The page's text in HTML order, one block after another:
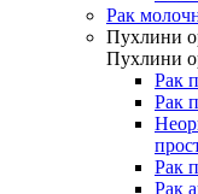
Рак
Пухлини
Пухлини
Рак
Рак
Рак
Рак